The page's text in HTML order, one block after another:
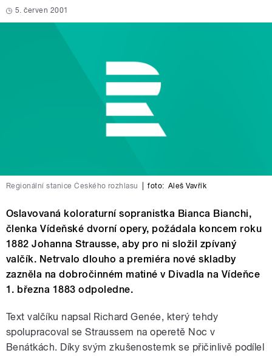
5. červen 2001
Regionální stanice Českého rozhlasu foto: Aleš Vavřík
Oslavovaná koloraturní sopranistka Bianca Bianchi,
členka Vídeňské dvorní opery, požádala koncem roku
1882 Johanna Strausse, aby pro ni složil zpívaný
valčík. Netrvalo dlouho a premiéra nové skladby
zazněla na dobročinném matiné v Divadla na Vídeňce
1. března 1883 odpoledne.
Text valčíku napsal Richard Genée, který tehdy
spolupracoval se Straussem na operetě Noc v
Benátkách. Díky svým zkušenostemk se přičinlivě podílel